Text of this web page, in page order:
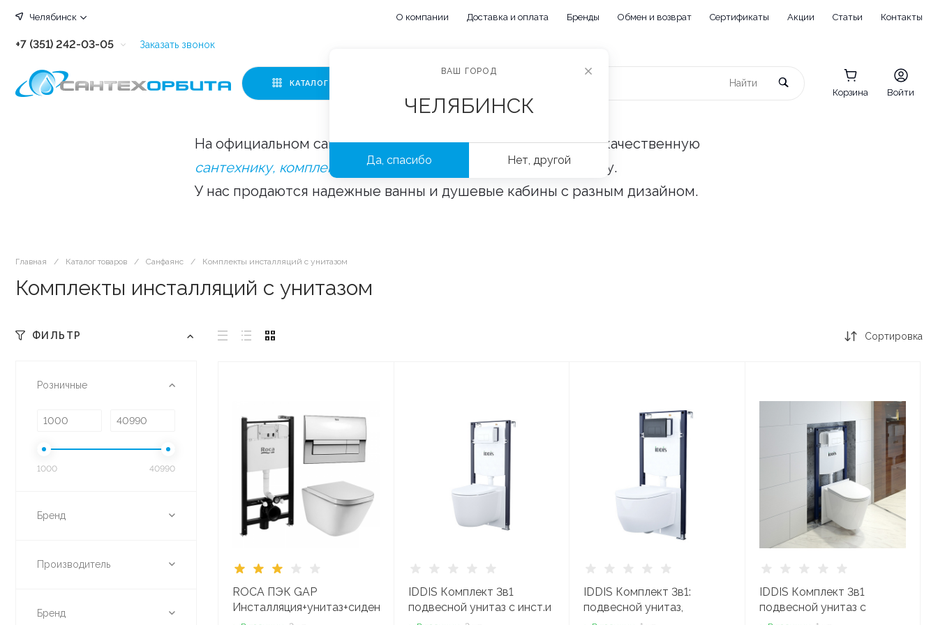
Челябинск О компании Доставка и оплата Бренды Обмен и возврат Сертификаты Акции Статьи Контакты
+7 (351) 242-03-05
+7 (351) 242-03-63
Заказать звонок
КАТАЛОГ
Корзина Войти
На официальном сайте «Сантехорбита» вы можете купить качественную
сантехнику, комплектующие и аксессуары
оптом и в розницу.
У нас продаются надежные ванны и душевые кабины с разным дизайном.
Главная / Каталог товаров / Санфаянс / Комплекты инсталляций с унитазом
Комплекты инсталляций с унитазом
ФИЛЬТР
Розничные
1000 40990
Бренд
Производитель
Бренд
Сортировка
ROCA ПЭК GAP
Инсталляция+унитаз+сиденье+кнопка
893104100
IDDIS Комплект 3в1
подвесной унитаз с инст.и
клавишей смыва
IDDIS Комплект 3в1:
подвесной унитаз,
инсталляция и клавиша
IDDIS Комплект 3в1
подвесной унитаз с
инсталляцией,клавиша
ВАШ ГОРОД
ЧЕЛЯБИНСК
Да, спасибо Нет, другой